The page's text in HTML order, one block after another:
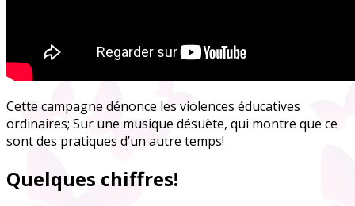
Cette campagne dénonce les violences éducatives
ordinaires; Sur une musique désuète, qui montre que ce
sont des pratiques d’un autre temps!
Quelques chiffres!